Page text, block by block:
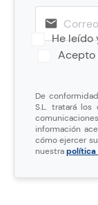
He
Acepto
De conformidad
S.L. tratará
información
cómo ejercer
nuestrapolítica